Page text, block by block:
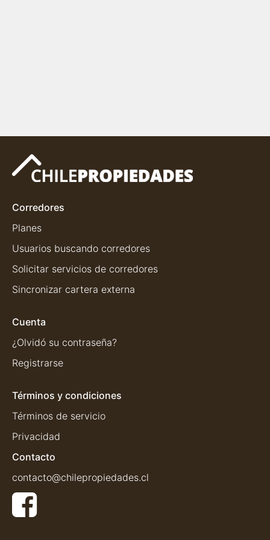
Corredores
Planes
Usuarios buscando corredores
Solicitar servicios de corredores
Sincronizar cartera externa
Cuenta
¿Olvidó su contraseña?
Registrarse
Términos y condiciones
Términos de servicio
Privacidad
Contacto
contacto@chilepropiedades.cl